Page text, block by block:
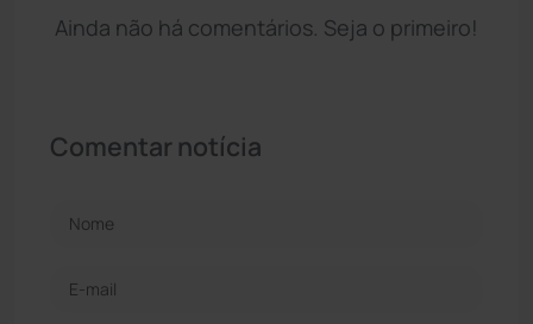
Ainda não há comentários. Seja o primeiro!
Comentar notícia